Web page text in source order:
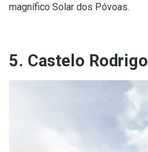
magnífico Solar dos Póvoas.
5. Castelo Rodrigo